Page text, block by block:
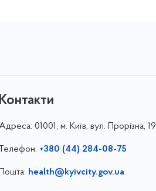
Контакти
01001, м. Київ, вул. Прорізна, 19
Телефон: +380 (44) 284-08-75
Пошта: health@kyivcity.gov.ua